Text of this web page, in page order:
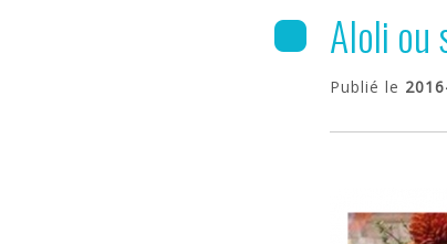
AIoli ou
Publié le